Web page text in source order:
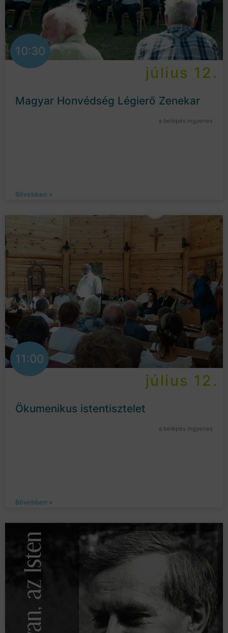
10:30
július 12.
Magyar Honvédség Légierő Zenekar
a belépés ingyenes
Bővebben »
11:00
július 12.
Ökumenikus istentisztelet
a belépés ingyenes
Bővebben »